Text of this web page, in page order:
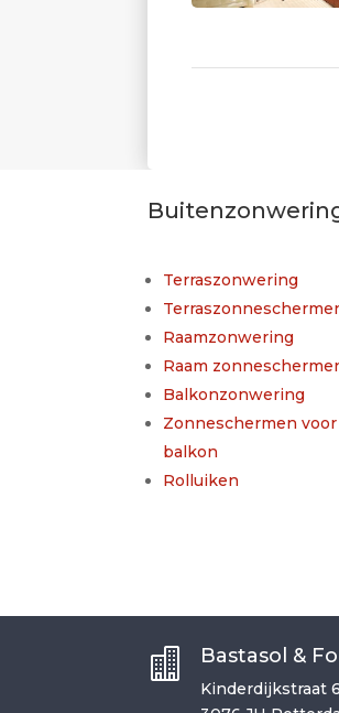
Terraszonwering
Raamzonwering
Raam
Balkonzonwering
Zonneschermen voor
balkon
Rolluiken
 Bastasol &
Kinderdijkstraat